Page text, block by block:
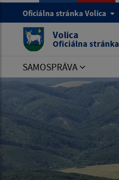
Oficiálna stránka Volica
Volica
Oficiálna stránka
SAMOSPRÁVA